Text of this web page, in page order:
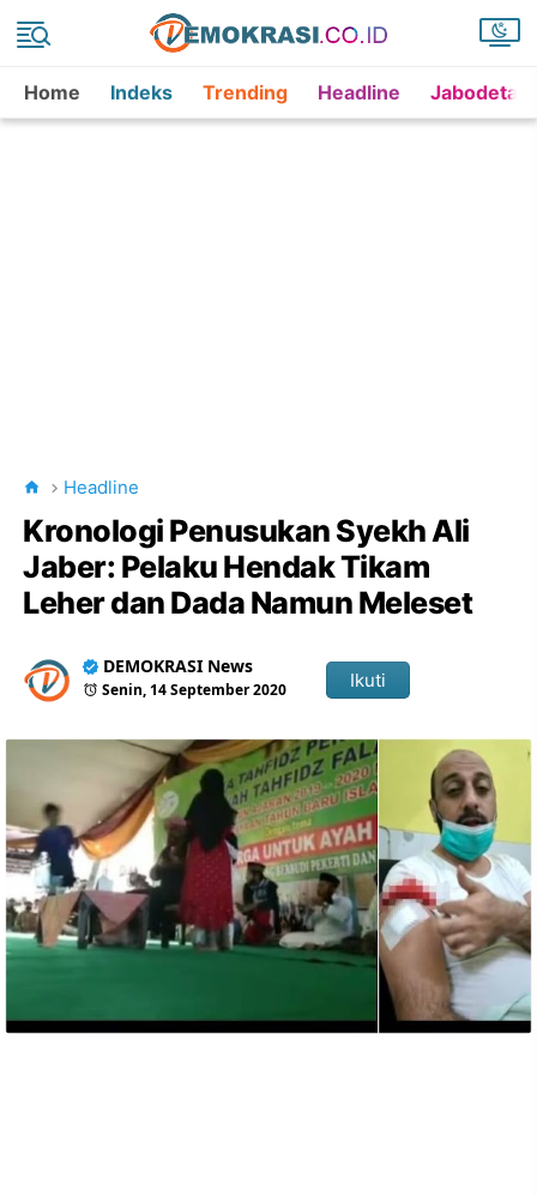
Home Indeks Trending Headline
Headline
Kronologi Penusukan Syekh Ali
Jaber: Pelaku Hendak Tikam
Leher dan Dada Namun Meleset
DEMOKRASI News
Senin, 14 September 2020 Ikuti